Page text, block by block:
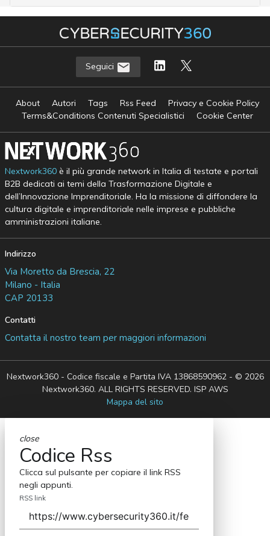
Seguici
About Autori Tags Rss Feed
Privacy e Cookie Policy
Terms&Conditions Contenuti Specialistici
Cookie Center
Nextwork360è il più grande network in Italia di testate e portali
B2B dedicati ai temi della Trasformazione Digitale e
dell’Innovazione Imprenditoriale. Ha la missione di diffondere la
cultura digitale e imprenditoriale nelle imprese e pubbliche
amministrazioni italiane.
Indirizzo
Via Moretto da Brescia, 22
Milano - Italia
CAP 20133
Contatti
Contatta il nostro team per maggiori informazioni
Nextwork360 - Codice fiscale e Partita IVA 13868590962 - © 2026
Nextwork360. ALL RIGHTS RESERVED. ISP AWS
Mappa del sito
close
Codice Rss
Clicca sul pulsante per copiare il link RSS
negli appunti.
RSS link